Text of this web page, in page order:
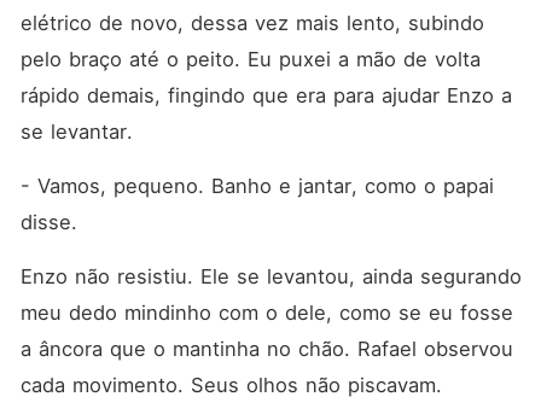
elétrico de novo, dessa vez mais lento, subindo
pelo braço até o peito. Eu puxei a mão de volta
rápido demais, fingindo que era para ajudar Enzo a
se levantar.
- Vamos, pequeno. Banho e jantar, como o papai
disse.
Enzo não resistiu. Ele se levantou, ainda segurando
meu dedo mindinho com o dele, como se eu fosse
a âncora que o mantinha no chão. Rafael observou
cada movimento. Seus olhos não piscavam.